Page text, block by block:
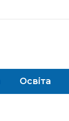
Освіта